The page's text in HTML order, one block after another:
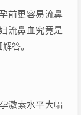
前更容易流鼻
流鼻血究竟是
答。
激素水平大幅